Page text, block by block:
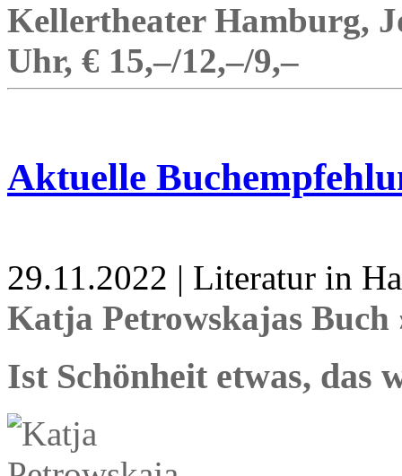
Kellertheater Hamburg,
Uhr, € 15,–/12,–/9,–
Aktuelle
29.11.2022 | Literatur in
Katja Petrowskajas Buch
Ist Schönheit etwas, das